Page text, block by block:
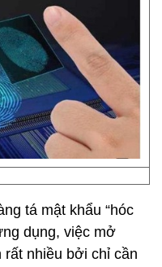
tá mật khẩu “hóc
dụng, việc mở
nhiều bởi chỉ cần